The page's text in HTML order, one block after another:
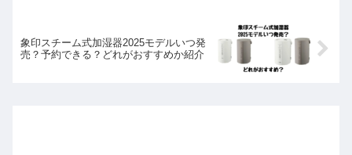
象印スチーム式加湿器2025モデルいつ発
売？予約できる？どれがおすすめか紹介